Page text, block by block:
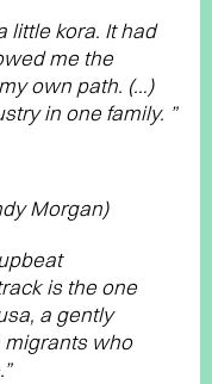
little kora. It had
me the
own path. (…)
in one family. ”
Morgan)
is the one
a gently
migrants who